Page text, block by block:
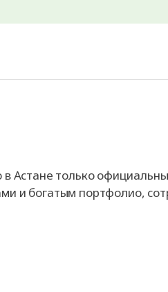
Астане только
и богатым портфолио,